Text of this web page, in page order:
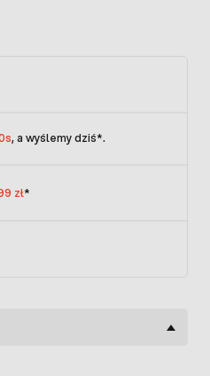
, a wyślemy dziś*.
zł*